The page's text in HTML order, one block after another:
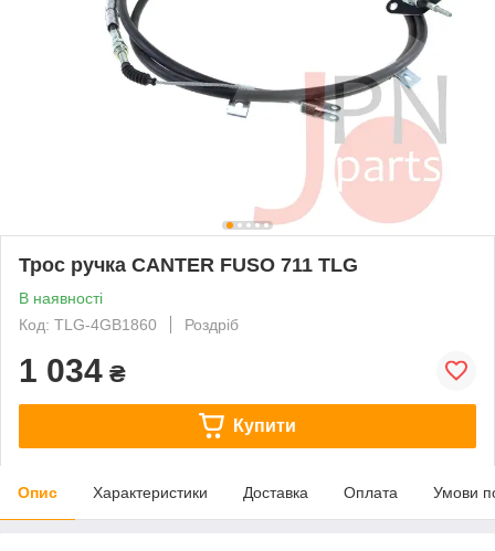
Трос ручка CANTER FUSO 711 TLG
В наявності
Код: TLG-4GB1860
Роздріб
1 034 ₴
Купити
Опис Характеристики Доставка Оплата Умови